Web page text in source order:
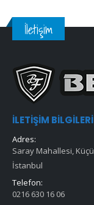
İletişim
İLETIŞIM BILGILERI
Adres:
Saray Mahallesi,
İstanbul
Telefon:
0216 630 16 06